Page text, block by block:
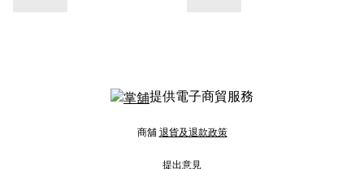
提供電子商貿服務
商舖 退貨及退款政策
提出意見